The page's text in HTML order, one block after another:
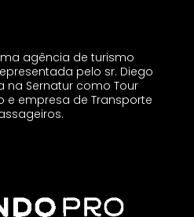
agência de turismo
pelo sr. Diego
na Sernatur como Tour
e empresa de Transporte